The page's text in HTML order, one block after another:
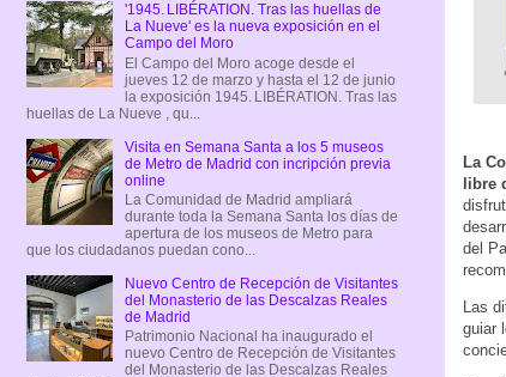
La
libre
del
Las
guiar
'1945. LIBÉRATION. Tras las huellas de
La Nueve' es la nueva exposición en el
Campo del Moro
El Campo del Moro acoge desde el
jueves 12 de marzo y hasta el 12 de junio
la exposición 1945. LIBÉRATION. Tras las
huellas de La Nueve , qu...
Visita en Semana Santa a los 5 museos
de Metro de Madrid con incripción previa
online
La Comunidad de Madrid ampliará
durante toda la Semana Santa los días de
apertura de los museos de Metro para
que los ciudadanos puedan cono...
Nuevo Centro de Recepción de Visitantes
del Monasterio de las Descalzas Reales
de Madrid
Patrimonio Nacional ha inaugurado el
nuevo Centro de Recepción de Visitantes
del Monasterio de las Descalzas Reales